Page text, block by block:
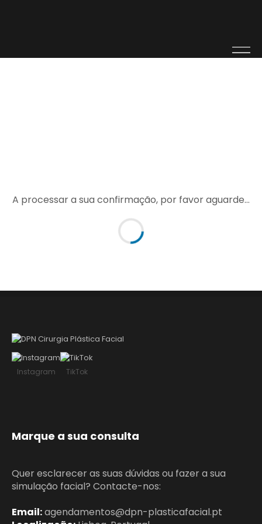
PEREIRA
OUTROS
CONTACTOS
A processar a sua confirmação, por favor aguarde…
Instagram TikTok
Marque a sua consulta
Quer esclarecer as suas dúvidas ou fazer a sua
simulação facial? Contacte-nos:
Email:agendamentos@dpn-plasticafacial.pt